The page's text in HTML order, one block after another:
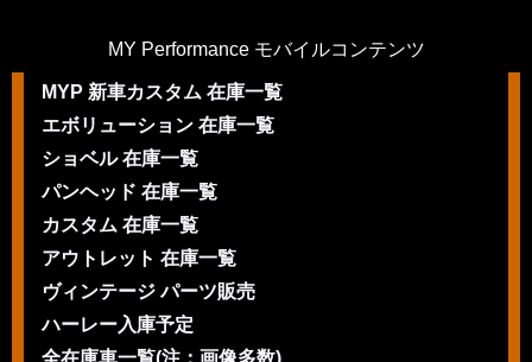
MY Performance モバイルコンテンツ
MYP 新車カスタム 在庫一覧
エボリューション 在庫一覧
ショベル 在庫一覧
パンヘッド 在庫一覧
カスタム 在庫一覧
アウトレット 在庫一覧
ヴィンテージ パーツ販売
ハーレー入庫予定
全在庫車一覧(注：画像多数)